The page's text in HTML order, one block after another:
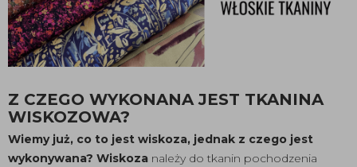
Z CZEGO WYKONANA JEST TKANINA
WISKOZOWA?
Wiemy już, co to jest wiskoza, jednak z czego jest
wykonywana? Wiskoza należy do tkanin pochodzenia